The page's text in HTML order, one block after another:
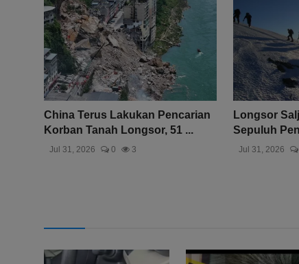
China Terus Lakukan Pencarian
Korban Tanah Longsor, 51 ...
Jul 31, 2026 0 3
Longsor
Sepuluh
Jul 31, 2026